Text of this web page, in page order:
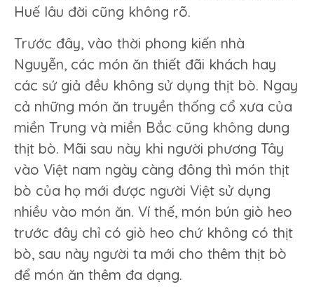
Huế lâu đời cũng không rõ.
Trước đây, vào thời phong kiến nhà
Nguyễn, các món ăn thiết đãi khách hay
các sứ giả đều không sử dụng thịt bò. Ngay
cả những món ăn truyền thống cổ xưa của
miền Trung và miền Bắc cũng không dung
thịt bò. Mãi sau này khi người phương Tây
vào Việt nam ngày càng đông thì món thịt
bò của họ mới được người Việt sử dụng
nhiều vào món ăn. Ví thế, món bún giò heo
trước đây chỉ có giò heo chứ không có thịt
bò, sau này người ta mới cho thêm thịt bò
để món ăn thêm đa dạng.